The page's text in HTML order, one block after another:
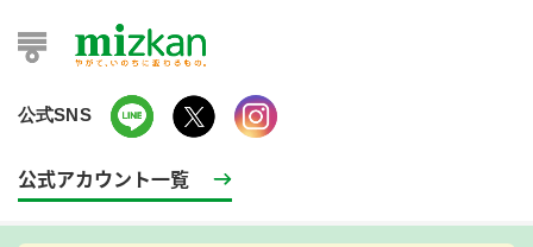
公式SNS
公式アカウント一覧